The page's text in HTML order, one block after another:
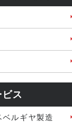
ス
ルギヤ製造